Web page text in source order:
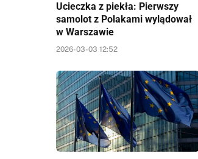
Ucieczka z piekła: Pierwszy
samolot z Polakami wylądował
w Warszawie
2026-03-03 12:52